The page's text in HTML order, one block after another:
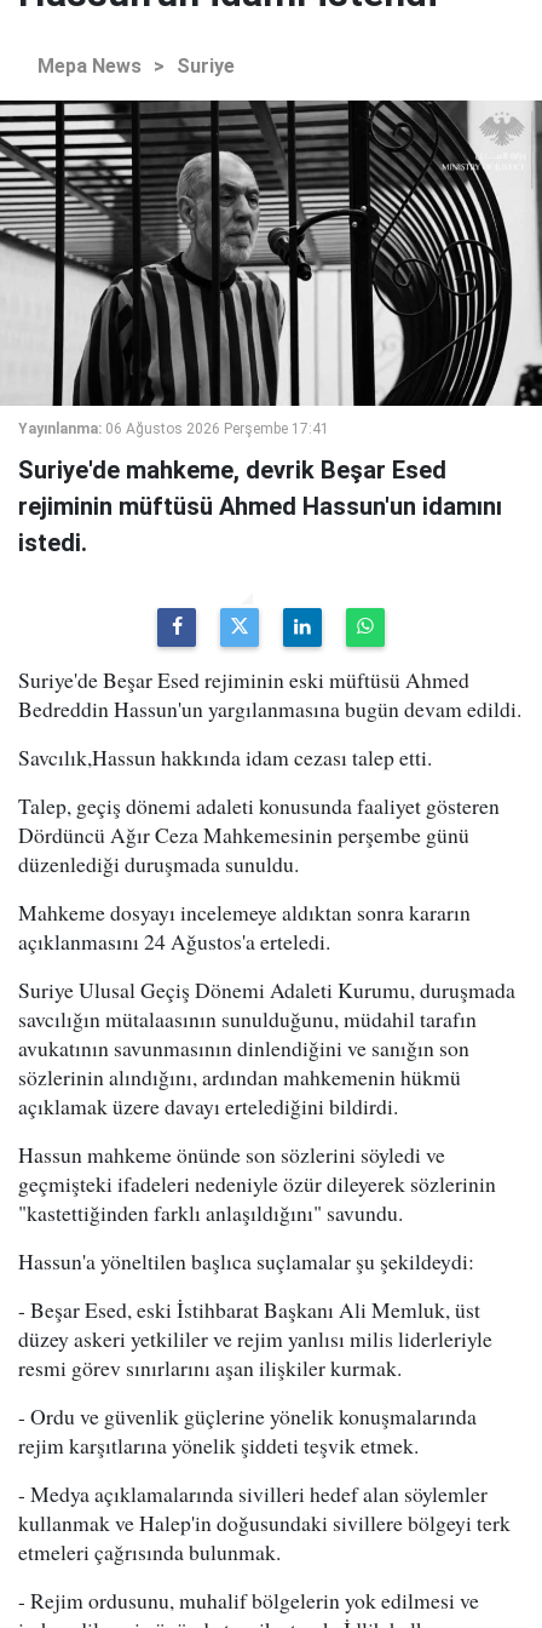
Mepa News > Suriye
Yayınlanma: 06 Ağustos 2026 Perşembe 17:41
Suriye'de mahkeme, devrik Beşar Esed
rejiminin müftüsü Ahmed Hassun'un idamını
istedi.
Suriye'de Beşar Esed rejiminin eski müftüsü Ahmed
Bedreddin Hassun'un yargılanmasına bugün devam edildi.
Savcılık,Hassun hakkında idam cezası talep etti.
Talep, geçiş dönemi adaleti konusunda faaliyet gösteren
Dördüncü Ağır Ceza Mahkemesinin perşembe günü
düzenlediği duruşmada sunuldu.
Mahkeme dosyayı incelemeye aldıktan sonra kararın
açıklanmasını 24 Ağustos'a erteledi.
Suriye Ulusal Geçiş Dönemi Adaleti Kurumu, duruşmada
savcılığın mütalaasının sunulduğunu, müdahil tarafın
avukatının savunmasının dinlendiğini ve sanığın son
sözlerinin alındığını, ardından mahkemenin hükmü
açıklamak üzere davayı ertelediğini bildirdi.
Hassun mahkeme önünde son sözlerini söyledi ve
geçmişteki ifadeleri nedeniyle özür dileyerek sözlerinin
"kastettiğinden farklı anlaşıldığını" savundu.
Hassun'a yöneltilen başlıca suçlamalar şu şekildeydi:
- Beşar Esed, eski İstihbarat Başkanı Ali Memluk, üst
düzey askeri yetkililer ve rejim yanlısı milis liderleriyle
resmi görev sınırlarını aşan ilişkiler kurmak.
- Ordu ve güvenlik güçlerine yönelik konuşmalarında
rejim karşıtlarına yönelik şiddeti teşvik etmek.
- Medya açıklamalarında sivilleri hedef alan söylemler
kullanmak ve Halep'in doğusundaki sivillere bölgeyi terk
etmeleri çağrısında bulunmak.
- Rejim ordusunu, muhalif bölgelerin yok edilmesi ve